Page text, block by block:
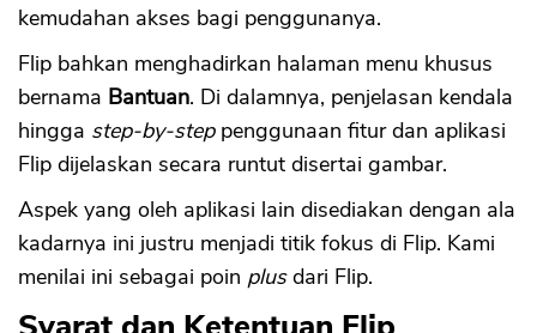
kemudahan akses bagi penggunanya.
Flip bahkan menghadirkan halaman menu khusus
bernama Bantuan. Di dalamnya, penjelasan kendala
hingga step-by-step penggunaan fitur dan aplikasi
Flip dijelaskan secara runtut disertai gambar.
Aspek yang oleh aplikasi lain disediakan dengan ala
kadarnya ini justru menjadi titik fokus di Flip. Kami
menilai ini sebagai poin plusdari Flip.